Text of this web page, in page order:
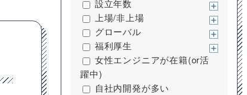
設立年数
上場/非上場
グローバル
福利厚生
女性エンジニアが在籍(or活
躍中)
自社内開発が多い